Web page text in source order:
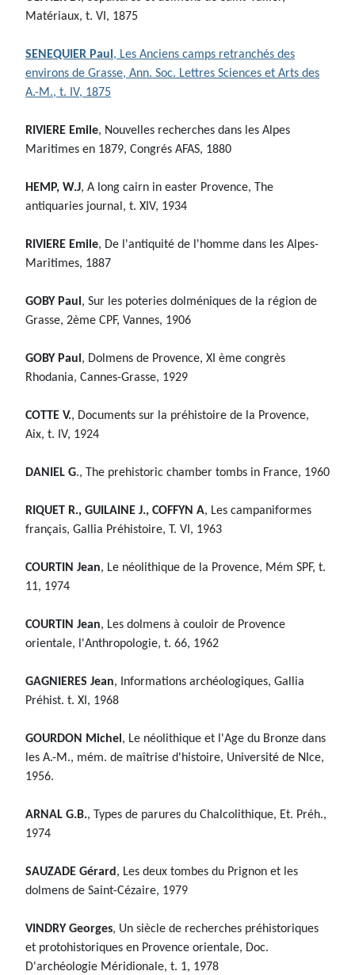
Matériaux, t. VI, 1875
SENEQUIER Paul, Les Anciens camps retranchés des
environs de Grasse, Ann. Soc. Lettres Sciences et Arts des
A.-M., t. IV, 1875
RIVIERE Emile, Nouvelles recherches dans les Alpes
Maritimes en 1879, Congrés AFAS, 1880
HEMP, W.J, A long cairn in easter Provence, The
antiquaries journal, t. XIV, 1934
RIVIERE Emile, De l'antiquité de l'homme dans les Alpes-
Maritimes, 1887
GOBY Paul, Sur les poteries dolméniques de la région de
Grasse, 2ème CPF, Vannes, 1906
GOBY Paul, Dolmens de Provence, XI ème congrès
Rhodania, Cannes-Grasse, 1929
COTTE V., Documents sur la préhistoire de la Provence,
Aix, t. IV, 1924
DANIEL G., The prehistoric chamber tombs in France, 1960
RIQUET R., GUILAINE J., COFFYN A, Les campaniformes
français, Gallia Préhistoire, T. VI, 1963
COURTIN Jean, Le néolithique de la Provence, Mém SPF, t.
11, 1974
COURTIN Jean, Les dolmens à couloir de Provence
orientale, l'Anthropologie, t. 66, 1962
GAGNIERES Jean, Informations archéologiques, Gallia
Préhist. t. XI, 1968
GOURDON Michel, Le néolithique et l'Age du Bronze dans
les A.-M., mém. de maîtrise d'histoire, Université de NIce,
1956.
ARNAL G.B., Types de parures du Chalcolithique, Et. Préh.,
1974
SAUZADE Gérard, Les deux tombes du Prignon et les
dolmens de Saint-Cézaire, 1979
VINDRY Georges, Un siècle de recherches préhistoriques
et protohistoriques en Provence orientale, Doc.
D'archéologie Méridionale, t. 1, 1978